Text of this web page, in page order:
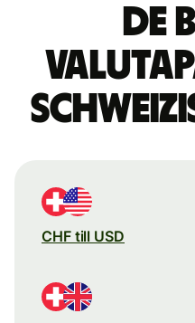
De
CHF till USD